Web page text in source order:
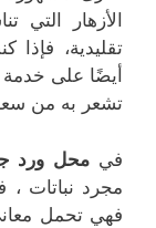
الأزهار
تقليدية،
أيضًا على خدمة
تشعر به من
فيمحل ورد
مجرد نباتات ،
فهي تحمل